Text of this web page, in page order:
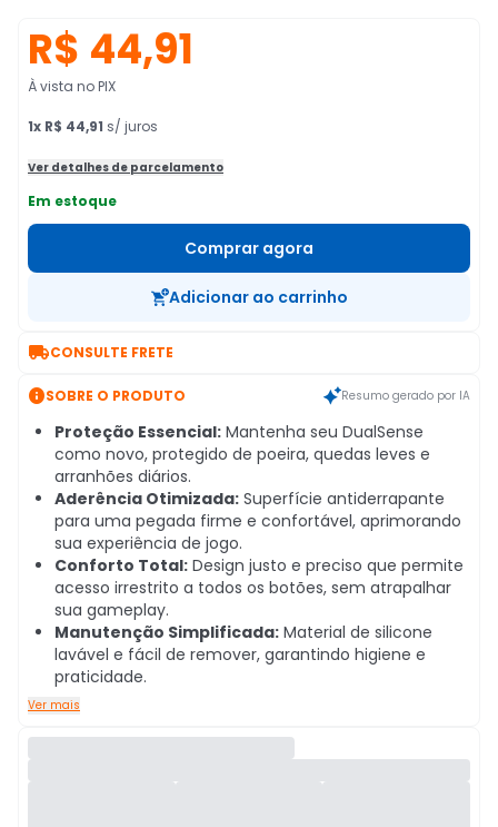
R$ 44,91
À vista no PIX
1x R$ 44,91 s/ juros
Ver detalhes de parcelamento
Em estoque
Comprar agora
Adicionar ao carrinho
CONSULTE FRETE
SOBRE O PRODUTO Resumo gerado por IA
Proteção Essencial: Mantenha seu DualSense
como novo, protegido de poeira, quedas leves e
arranhões diários.
Aderência Otimizada: Superfície antiderrapante
para uma pegada firme e confortável, aprimorando
sua experiência de jogo.
Conforto Total: Design justo e preciso que permite
acesso irrestrito a todos os botões, sem atrapalhar
sua gameplay.
Manutenção Simplificada: Material de silicone
lavável e fácil de remover, garantindo higiene e
praticidade.
Ver mais